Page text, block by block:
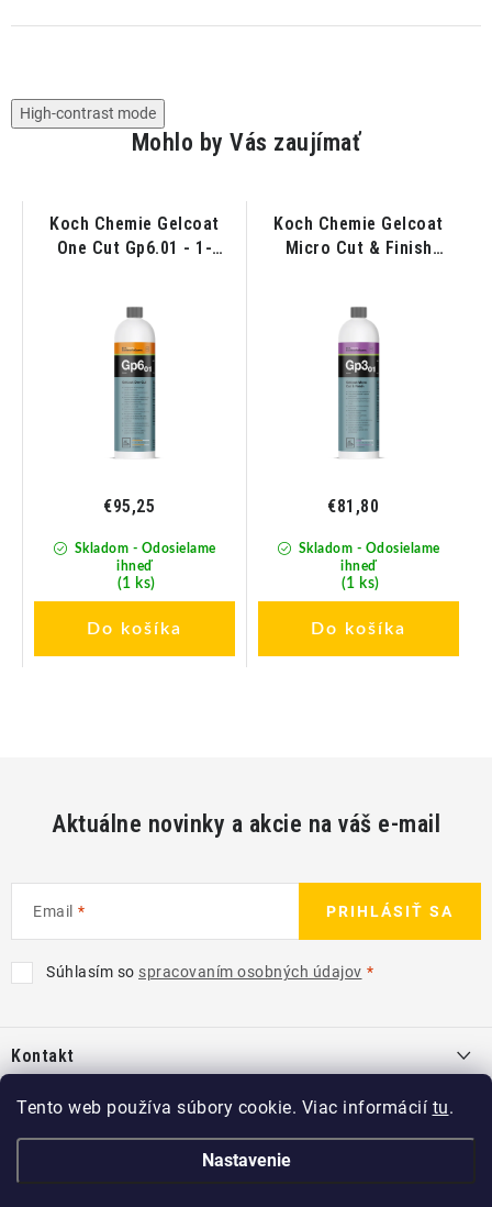
Tento web používa súbory cookie. Viac informácií tu.
Nastavenie
High-contrast mode
Mohlo by Vás zaujímať
Koch Chemie Gelcoat
One Cut Gp6.01 - 1-
1L
Skladom - Odosielame
ihneď
(1 ks)
€95,25
Do košíka
Koch Chemie Gelcoat
Micro Cut & Finish
gelcoaty a laky lodí 1L
Skladom - Odosielame
ihneď
(1 ks)
€81,80
Do košíka
Aktuálne novinky a akcie na váš e-mail
Email
Súhlasím so spracovaním osobných údajov
PRIHLÁSIŤ SA
pKontakt
info @ kcshop.sk
+421 918 725 111
Kategórie